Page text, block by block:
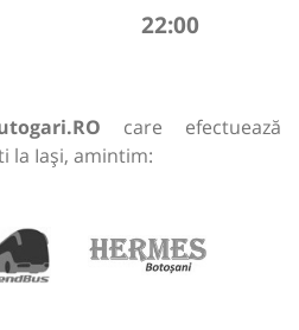
22:00
care efectuează
la Iași, amintim: